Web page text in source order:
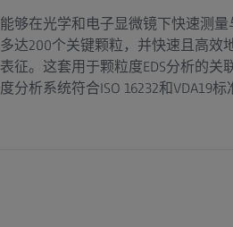
能够在光学和电子显微镜下快速测量
多达200个关键颗粒，并快速且高效
表征。这套用于颗粒度EDS分析的关
度分析系统符合ISO 16232和VDA19标